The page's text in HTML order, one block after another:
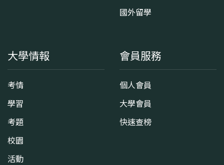
國外留學
大學情報
考情
學習
考題
校園
活動
會員服務
個人會員
大學會員
快速查榜